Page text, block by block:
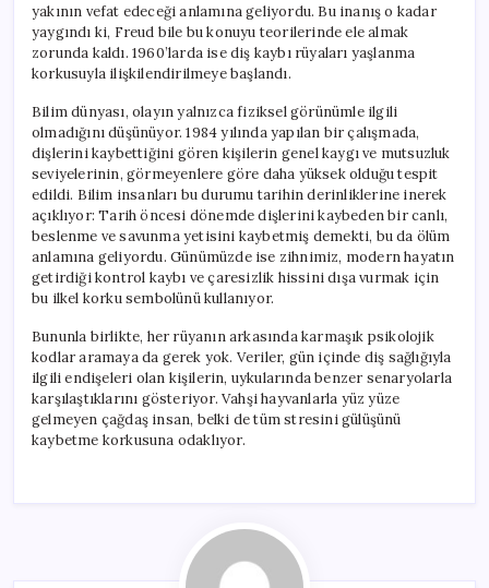
yakının vefat edeceği anlamına geliyordu. Bu inanış o kadar
yaygındı ki, Freud bile bu konuyu teorilerinde ele almak
zorunda kaldı. 1960’larda ise diş kaybı rüyaları yaşlanma
korkusuyla ilişkilendirilmeye başlandı.
Bilim dünyası, olayın yalnızca fiziksel görünümle ilgili
olmadığını düşünüyor. 1984 yılında yapılan bir çalışmada,
dişlerini kaybettiğini gören kişilerin genel kaygı ve mutsuzluk
seviyelerinin, görmeyenlere göre daha yüksek olduğu tespit
edildi. Bilim insanları bu durumu tarihin derinliklerine inerek
açıklıyor: Tarih öncesi dönemde dişlerini kaybeden bir canlı,
beslenme ve savunma yetisini kaybetmiş demekti, bu da ölüm
anlamına geliyordu. Günümüzde ise zihnimiz, modern hayatın
getirdiği kontrol kaybı ve çaresizlik hissini dışa vurmak için
bu ilkel korku sembolünü kullanıyor.
Bununla birlikte, her rüyanın arkasında karmaşık psikolojik
kodlar aramaya da gerek yok. Veriler, gün içinde diş sağlığıyla
ilgili endişeleri olan kişilerin, uykularında benzer senaryolarla
karşılaştıklarını gösteriyor. Vahşi hayvanlarla yüz yüze
gelmeyen çağdaş insan, belki de tüm stresini gülüşünü
kaybetme korkusuna odaklıyor.